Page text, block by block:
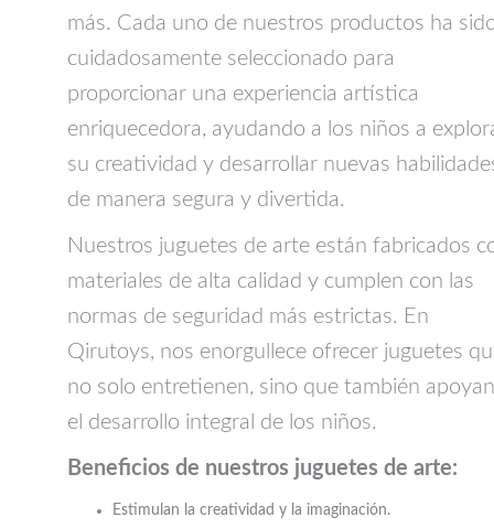
más. Cada uno de nuestros productos ha
cuidadosamente seleccionado para
proporcionar una experiencia artística
enriquecedora, ayudando a los niños a
su creatividad y desarrollar nuevas
de manera segura y divertida.
Nuestros juguetes de arte están fabricados
materiales de alta calidad y cumplen con las
normas de seguridad más estrictas. En
Qirutoys, nos enorgullece ofrecer juguetes
no solo entretienen, sino que también
el desarrollo integral de los niños.
Beneficios de nuestros juguetes de arte:
Estimulan la creatividad y la imaginación.